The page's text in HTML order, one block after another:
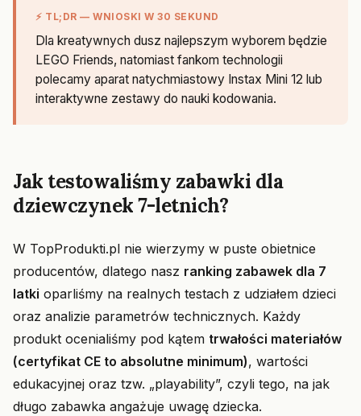
⚡ TL;DR — WNIOSKI W 30 SEKUND
Dla kreatywnych dusz najlepszym wyborem będzie
LEGO Friends, natomiast fankom technologii
polecamy aparat natychmiastowy Instax Mini 12 lub
interaktywne zestawy do nauki kodowania.
Jak testowaliśmy zabawki dla
dziewczynek 7-letnich?
W TopProdukti.pl nie wierzymy w puste obietnice
producentów, dlatego nasz ranking zabawek dla 7
latki oparliśmy na realnych testach z udziałem dzieci
oraz analizie parametrów technicznych. Każdy
produkt ocenialiśmy pod kątem trwałości materiałów
(certyfikat CE to absolutne minimum), wartości
edukacyjnej oraz tzw. „playability”, czyli tego, na jak
długo zabawka angażuje uwagę dziecka.